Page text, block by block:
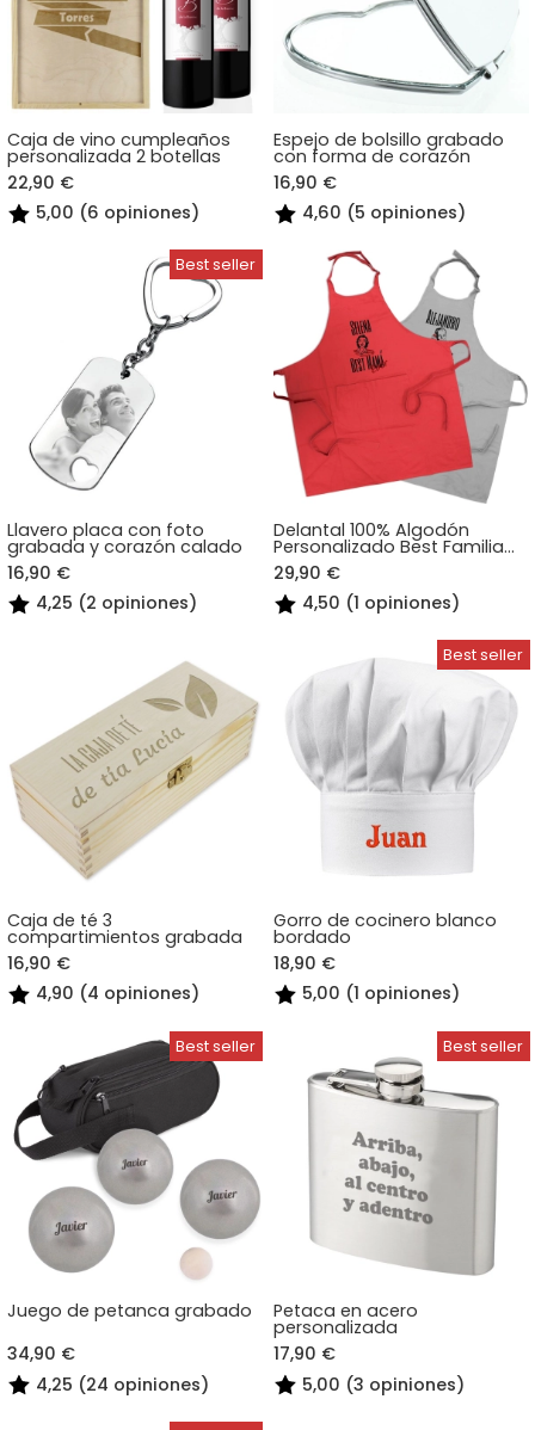
Caja de vino cumpleaños
personalizada 2 botellas
22,90 €
5,00 (6 opiniones)
Espejo de bolsillo grabado
con forma de corazón
16,90 €
4,60 (5 opiniones)
Llavero placa con foto
grabada y corazón calado
16,90 €
4,25 (2 opiniones)
Delantal 100% Algodón
Personalizado Best Familia
Ever
29,90 €
4,50 (1 opiniones)
Caja de té 3
compartimientos grabada
16,90 €
4,90 (4 opiniones)
Gorro de cocinero blanco
bordado
18,90 €
5,00 (1 opiniones)
Juego de petanca grabado
34,90 €
4,25 (24 opiniones)
Petaca en acero
personalizada
17,90 €
5,00 (3 opiniones)